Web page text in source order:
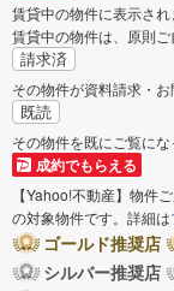
賃貸中の物件に表示され
賃貸中の物件は、原則ご
請求済
その物件が資料請求・
既読
その物件を既にご覧にな
成約でもらえる
【Yahoo!不動産】物件
の対象物件です。詳細は
ゴールド推奨店
シルバー推奨店